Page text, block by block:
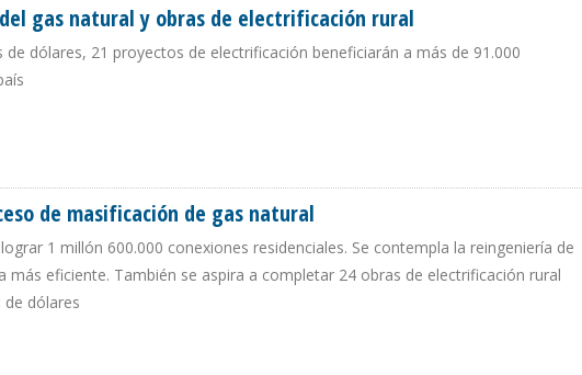
gas natural y obras de electrificación rural
dólares, 21 proyectos de electrificación beneficiarán a más de 91.000
de masificación de gas natural
1 millón 600.000 conexiones residenciales. Se contempla la reingeniería de
más eficiente. También se aspira a completar 24 obras de electrificación rural
de dólares